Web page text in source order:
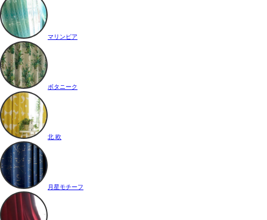
マリンピア
ボタニーク
北 欧
月星モチーフ